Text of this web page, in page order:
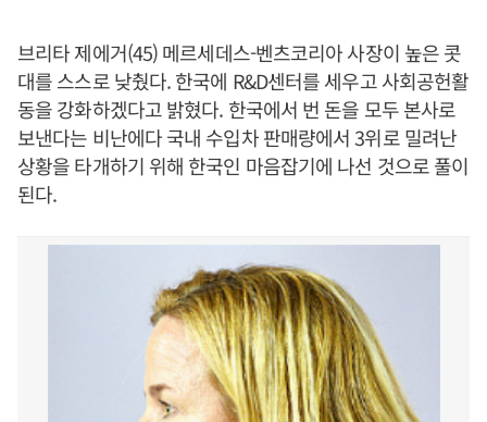
브리타 제에거(45) 메르세데스-벤츠코리아 사장이 높은 콧
대를 스스로 낮췄다. 한국에 R&D센터를 세우고 사회공헌활
동을 강화하겠다고 밝혔다. 한국에서 번 돈을 모두 본사로
보낸다는 비난에다 국내 수입차 판매량에서 3위로 밀려난
상황을 타개하기 위해 한국인 마음잡기에 나선 것으로 풀이
된다.